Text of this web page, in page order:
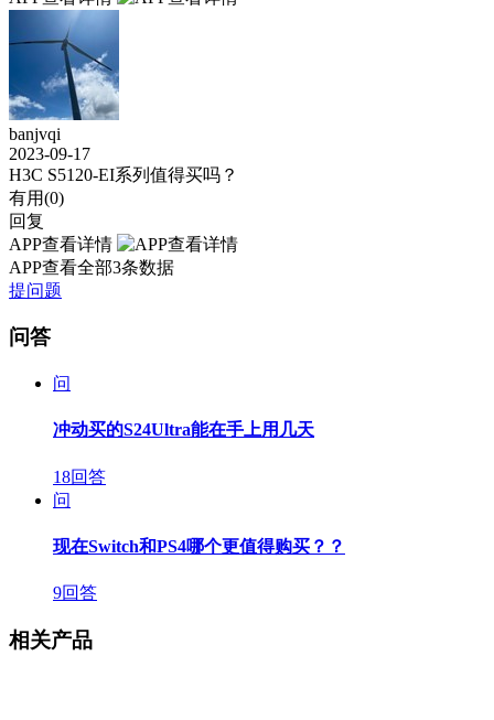
banjvqi
2023-09-17
H3C S5120-EI系列值得买吗？
有用(0)
回复
APP查看详情
APP查看全部3条数据
提问题
问答
问
冲动买的S24Ultra能在手上用几天
18回答
问
现在Switch和PS4哪个更值得购买？？
9回答
相关产品